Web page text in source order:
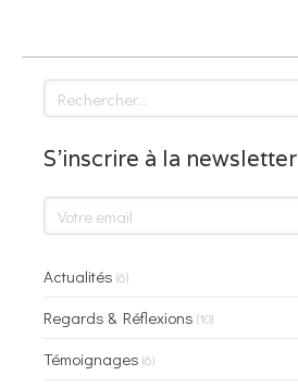
Rechercher
S'inscrire à la newsletter
Votre email
Actualités (6)
Regards & Réflexions (10)
Témoignages (6)